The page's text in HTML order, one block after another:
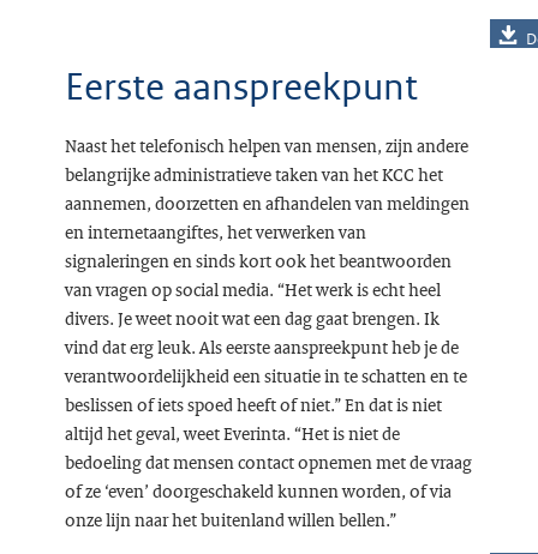
Eerste aanspreekpunt
Naast het telefonisch helpen van mensen, zijn andere
belangrijke administratieve taken van het KCC het
aannemen, doorzetten en afhandelen van meldingen
en internetaangiftes, het verwerken van
signaleringen en sinds kort ook het beantwoorden
van vragen op social media. “Het werk is echt heel
divers. Je weet nooit wat een dag gaat brengen. Ik
vind dat erg leuk. Als eerste aanspreekpunt heb je de
verantwoordelijkheid een situatie in te schatten en te
beslissen of iets spoed heeft of niet.” En dat is niet
altijd het geval, weet Everinta. “Het is niet de
bedoeling dat mensen contact opnemen met de vraag
of ze ‘even’ doorgeschakeld kunnen worden, of via
onze lijn naar het buitenland willen bellen.”